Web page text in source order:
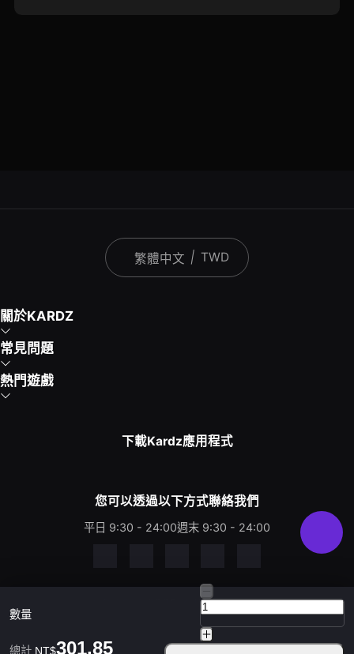
數量
總計 NT$301.85
繁體中文 | TWD
關於KARDZ
常見問題
熱門遊戲
下載Kardz應用程式
您可以透過以下方式聯絡我們
平日 9:30 - 24:00週末 9:30 - 24:00
Copyright © 2021-2026 KUD LIMITED. All rights
reserved.